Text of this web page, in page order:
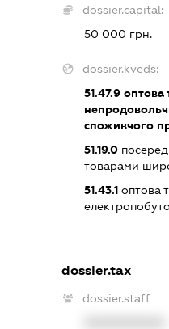
dossier.capital:
50 000 грн.
dossier.kveds:
51.47.9 оптова
споживчого
51.19.0
товарами
51.43.1 оптова
dossier.tax
dossier.staff